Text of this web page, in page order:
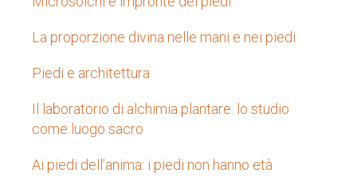
La proporzione divina nelle mani e nei piedi
Piedi e architettura
Il laboratorio di alchimia plantare: lo studio
come luogo sacro
Ai piedi dell’anima: i piedi non hanno età